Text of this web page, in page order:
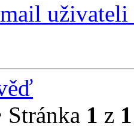
Stránka 1 z 1